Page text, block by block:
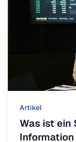
Artikel
Was ist ein